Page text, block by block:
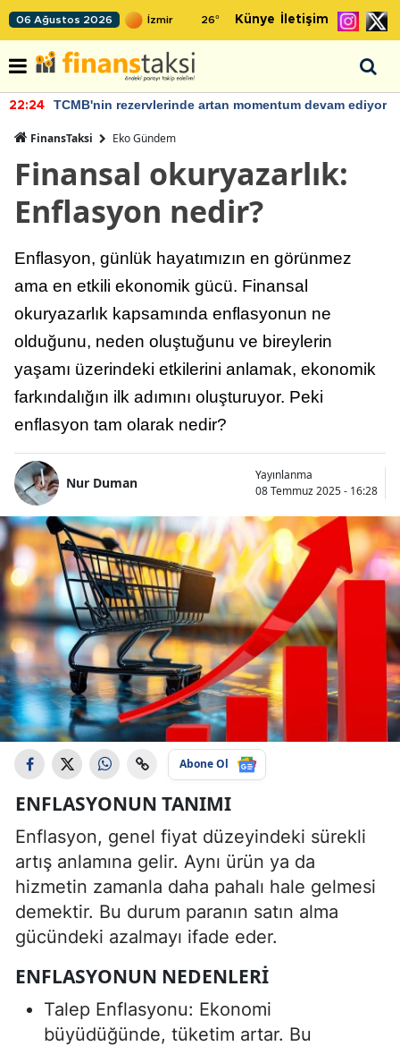
06 Ağustos 2026 26° Künye İletişim
22:24 TCMB'nin rezervlerinde artan momentum devam ediyor
FinansTaksi Eko Gündem
Finansal okuryazarlık:
Enflasyon nedir?
Enflasyon, günlük hayatımızın en görünmez
ama en etkili ekonomik gücü. Finansal
okuryazarlık kapsamında enflasyonun ne
olduğunu, neden oluştuğunu ve bireylerin
yaşamı üzerindeki etkilerini anlamak, ekonomik
farkındalığın ilk adımını oluşturuyor. Peki
enflasyon tam olarak nedir?
Nur Duman
Yayınlanma
08 Temmuz 2025 - 16:28
Abone Ol
ENFLASYONUN TANIMI
Enflasyon, genel fiyat düzeyindeki sürekli
artış anlamına gelir. Aynı ürün ya da
hizmetin zamanla daha pahalı hale gelmesi
demektir. Bu durum paranın satın alma
gücündeki azalmayı ifade eder.
ENFLASYONUN NEDENLERI
Talep Enflasyonu: Ekonomi
büyüdüğünde, tüketim artar. Bu